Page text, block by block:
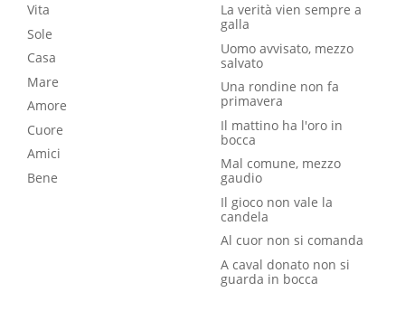
Vita
Sole
Casa
Mare
Amore
Cuore
Amici
Bene
La verità vien sempre a
galla
Uomo avvisato, mezzo
salvato
Una rondine non fa
primavera
Il mattino ha l'oro in
bocca
Mal comune, mezzo
gaudio
Il gioco non vale la
candela
Al cuor non si comanda
A caval donato non si
guarda in bocca